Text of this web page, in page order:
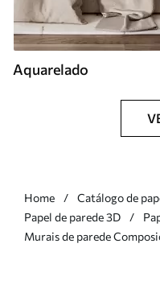
Aquarelado
Home
Catálogo de
Papel de parede 3D
Murais de parede
flores e folhas secas